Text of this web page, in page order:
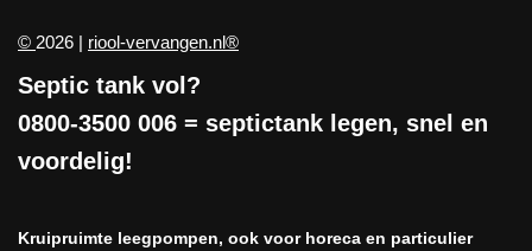
© 2026 | riool-vervangen.nl®
Septic tank vol?
0800-3500 006 = septictank legen, snel en
voordelig!
Kruipruimte leegpompen, ook voor horeca en particulier